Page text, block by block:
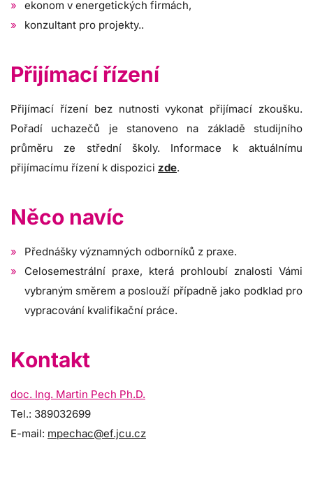
ekonom v energetických firmách,
konzultant pro projekty..
Přijímací řízení
Přijímací řízení bez nutnosti vykonat přijímací zkoušku.
Pořadí uchazečů je stanoveno na základě studijního
průměru ze střední školy. Informace k aktuálnímu
přijímacímu řízení k dispozici zde.
Něco navíc
Přednášky významných odborníků z praxe.
Celosemestrální praxe, která prohloubí znalosti Vámi
vybraným směrem a poslouží případně jako podklad pro
vypracování kvalifikační práce.
Kontakt
doc. Ing. Martin Pech Ph.D.
Tel.: 389032699
E-mail: mpechac@ef.jcu.cz